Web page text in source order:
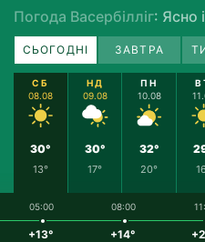
Погода Васербілліг: Ясно
СЬОГОДНІ ЗАВТРА
СБ
08.08
30°
13°
НД
09.08
30°
17°
ПН
10.08
32°
20°
05:00
+13°
08:00
+14°